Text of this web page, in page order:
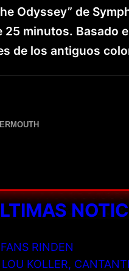
Odyssey” de
25 minutos. Basado
de los antiguos
RINDEN
KOLLER,